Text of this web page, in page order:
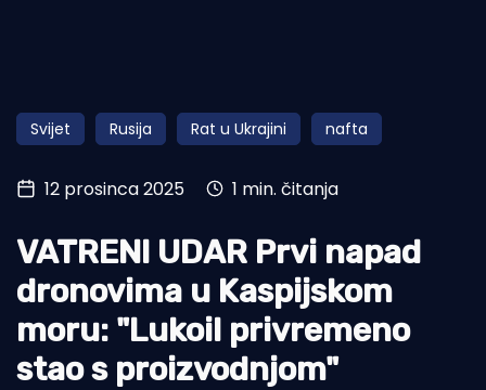
Obala
Otoci
Turizam i nautika
Pomorstvo
Ribolov
Ekologija
Tradicija i kultura
Svijet Rusija Rat u Ukrajini nafta
12 prosinca 2025 1 min. čitanja
VATRENI UDAR Prvi napad
dronovima u Kaspijskom
moru: "Lukoil privremeno
stao s proizvodnjom"